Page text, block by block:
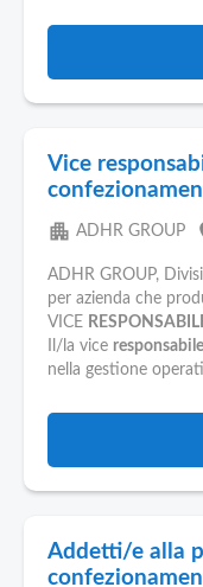
Vice
apartment ADHR GROUP
ADHR GROUP,
per azienda che
VICE
Il/la vice responsabile
nella gestione
Addetti/e alla